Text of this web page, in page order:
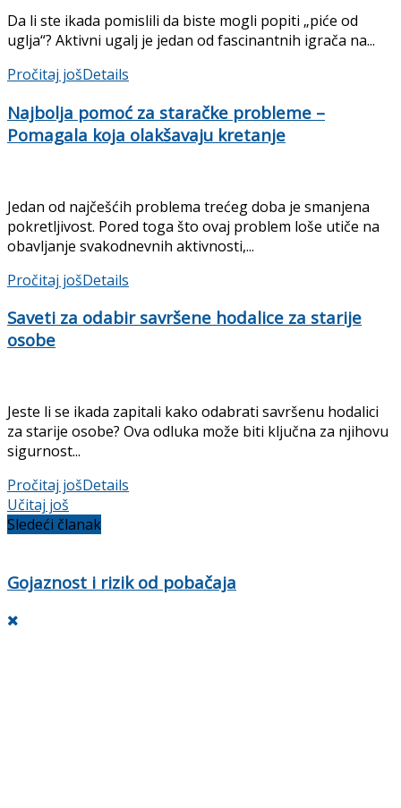
Da li ste ikada pomislili da biste mogli popiti „piće od
uglja“? Aktivni ugalj je jedan od fascinantnih igrača na...
Pročitaj jošDetails
Najbolja pomoć za staračke probleme –
Pomagala koja olakšavaju kretanje
Jedan od najčešćih problema trećeg doba je smanjena
pokretljivost. Pored toga što ovaj problem loše utiče na
obavljanje svakodnevnih aktivnosti,...
Pročitaj jošDetails
Saveti za odabir savršene hodalice za starije
osobe
Jeste li se ikada zapitali kako odabrati savršenu hodalici
za starije osobe? Ova odluka može biti ključna za njihovu
sigurnost...
Pročitaj jošDetails
Učitaj još
Sledeći članak
Gojaznost i rizik od pobačaja